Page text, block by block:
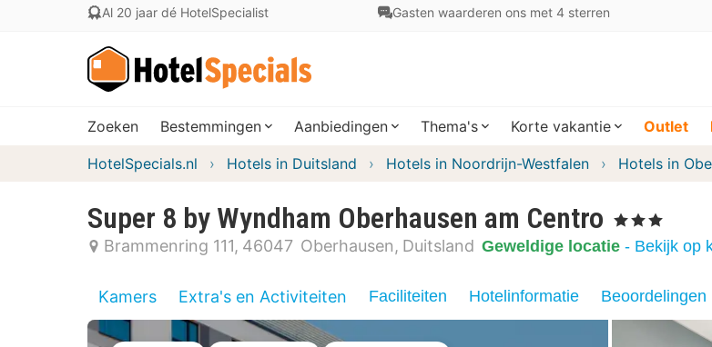
Al 20 jaar dé HotelSpecialist Gasten waarderen ons met 4 sterren
Zoeken Bestemmingen Aanbiedingen Thema's Korte vakantie Outlet
HotelSpecials.nl Hotels in Duitsland Hotels in Noordrijn-Westfalen Hotels in
Super 8 by Wyndham Oberhausen am Centro , 3 Sterren
Brammenring 111 46047 Oberhausen Duitsland Geweldige locatie - Bekijk op
Kamers Extra's en Activiteiten Faciliteiten Hotelinformatie Beoordelingen